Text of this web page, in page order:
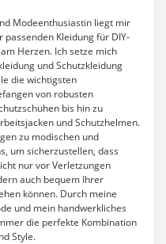
Modeenthusiastin liegt mir
passenden Kleidung für DIY-
Herzen. Ich setze mich
und Schutzkleidung
die wichtigsten
von robusten
bis hin zu
und Schutzhelmen.
zu modischen und
um sicherzustellen, dass
nur vor Verletzungen
auch bequem Ihrer
können. Durch meine
und mein handwerkliches
die perfekte Kombination
Style.